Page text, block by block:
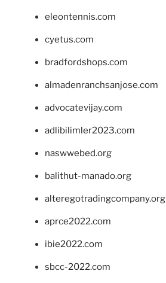
eleontennis.com
cyetus.com
bradfordshops.com
almadenranchsanjose.com
advocatevijay.com
adlibilimler2023.com
naswwebed.org
balithut-manado.org
alteregotradingcompany.org
aprce2022.com
ibie2022.com
sbcc-2022.com